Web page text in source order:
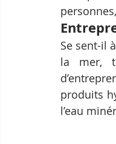
Se sent-il
la mer,
produits
l’eau